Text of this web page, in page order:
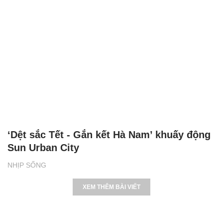
NHỊP SỐNG
‘Dệt sắc Tết - Gắn kết Hà Nam’ khuấy động
Sun Urban City
XEM THÊM BÀI VIẾT